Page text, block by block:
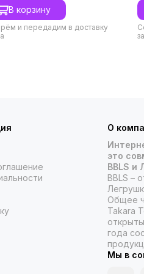
В корзину
и передадим в доставку
О
это
BBLS и
BBLS –
Общее
Takara
года
Мы в